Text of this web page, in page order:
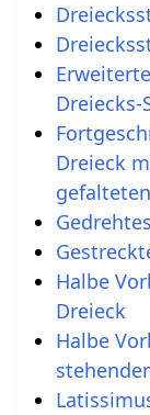
Dreiecks-
Dreieck
Halbe
Dreieck
Halbe